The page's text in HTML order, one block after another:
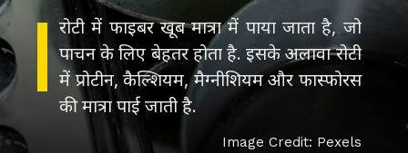
रोटी में फाइबर खूब मात्रा में पाया जाता है, जो
पाचन के लिए बेहतर होता है. इसके अलावा रोटी
में प्रोटीन, कैल्शियम, मैग्नीशियम और फास्फोरस
की मात्रा पाई जाती है.
Image Credit: Pexels